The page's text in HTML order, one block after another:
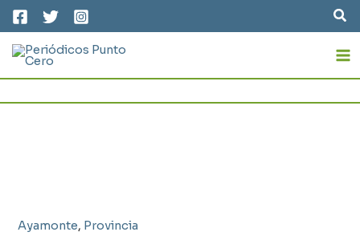
contenido
Ayamonte, Provincia